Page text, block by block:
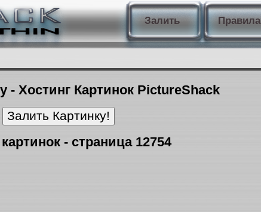
Залить Правила
- Хостинг Картинок PictureShack
- страница 12754